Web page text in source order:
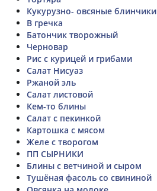
Кукурузно- овсяные блинчики
В гречка
Батончик творожный
Черновар
Рис с курицей и грибами
Салат Нисуаз
Ржаной эль
Салат листовой
Кем-то блины
Салат с пекинкой
Картошка с мясом
Желе с творогом
ПП СЫРНИКИ
Блины с ветчиной и сыром
Тушёная фасоль со свининой